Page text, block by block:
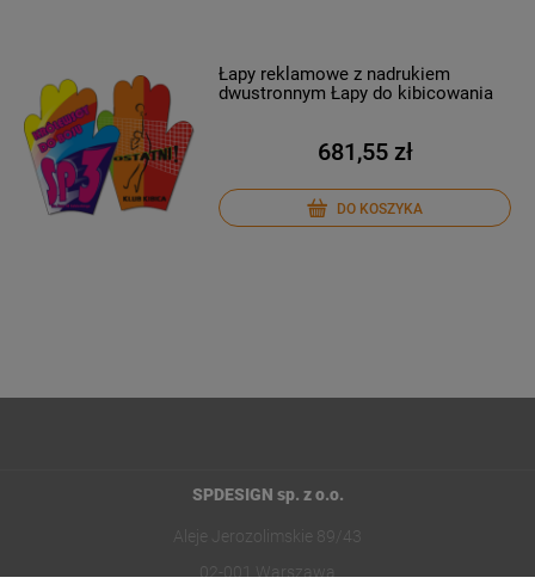
Łapy reklamowe z nadrukiem
dwustronnym Łapy do kibicowania
681,55 zł
DO KOSZYKA
SPDESIGN sp. z o.o.
Aleje Jerozolimskie 89/43
02-001 Warszawa